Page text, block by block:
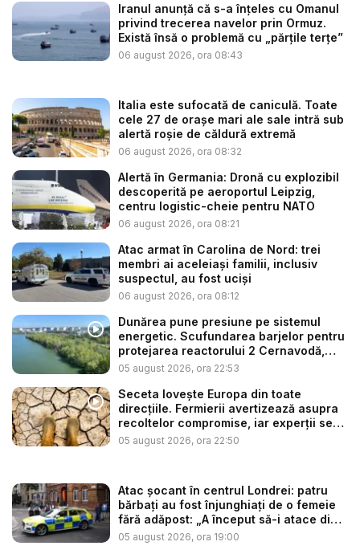
Iranul anunță că s-a înțeles cu Omanul
privind trecerea navelor prin Ormuz.
Există însă o problemă cu „părțile terțe”
06 august 2026, ora 08:43
Italia este sufocată de caniculă. Toate
cele 27 de oraşe mari ale sale intră sub
alertă roșie de căldură extremă
06 august 2026, ora 08:32
Alertă în Germania: Dronă cu explozibil
descoperită pe aeroportul Leipzig,
centru logistic-cheie pentru NATO
06 august 2026, ora 08:21
Atac armat în Carolina de Nord: trei
membri ai aceleiași familii, inclusiv
suspectul, au fost uciși
06 august 2026, ora 08:12
Dunărea pune presiune pe sistemul
energetic. Scufundarea barjelor pentru
protejarea reactorului 2 Cernavodă,
am...
05 august 2026, ora 22:53
Seceta lovește Europa din toate
direcțiile. Fermierii avertizează asupra
recoltelor compromise, iar experții se
t...
05 august 2026, ora 22:50
Atac șocant în centrul Londrei: patru
bărbați au fost înjunghiați de o femeie
fără adăpost: „A început să-i atace din
...
05 august 2026, ora 19:00